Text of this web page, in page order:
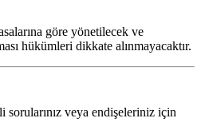
göre yönetilecek ve
hükümleri dikkate alınmayacaktır.
veya endişeleriniz için